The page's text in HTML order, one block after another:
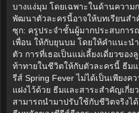
บางแง่มุม โดยเฉพาะในด้านควา
พัฒนาตัวละครนี้อาจให้บทเรียนส
ซุก: ครูประจำชั้นผู้มากประสบกา
เพื่อน ให้กับยุนบม โดยให้คำแนะน
ตัว การที่เธอเป็นแม่เลี้ยงเดี่ยวขอ
ท้าทายในชีวิตให้กับตัวละครนี้ ธีม
รีส์ Spring Fever ไม่ได้เป็นเพียงค
แฝงไว้ด้วย ธีมและสาระสำคัญเกี่
สามารถนำมาปรับใช้กับชีวิตจริงไ